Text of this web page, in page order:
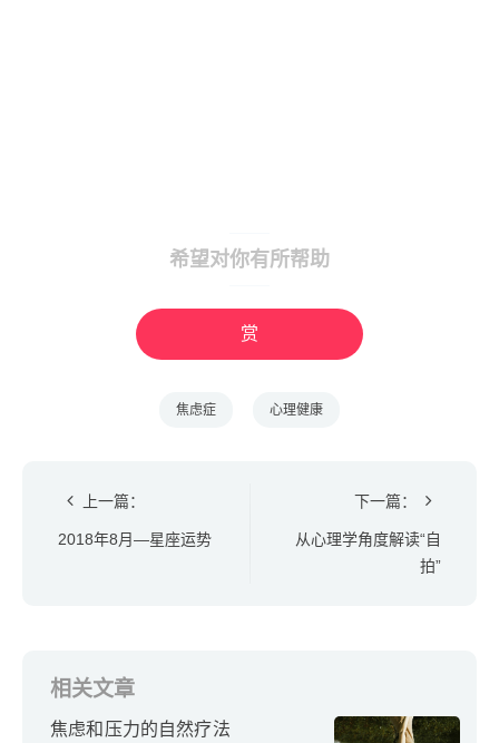
希望对你有所帮助
赏
焦虑症 心理健康
上一篇：
2018年8月—星座运势
下一篇：
从心理学角度解读“自
拍”
相关文章
焦虑和压力的自然疗法